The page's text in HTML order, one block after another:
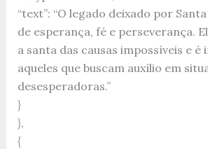
“text”: “O legado deixado por
de esperança, fé e perseverança.
a santa das causas impossíveis e é
aqueles que buscam auxílio em
desesperadoras.”
}
},
{